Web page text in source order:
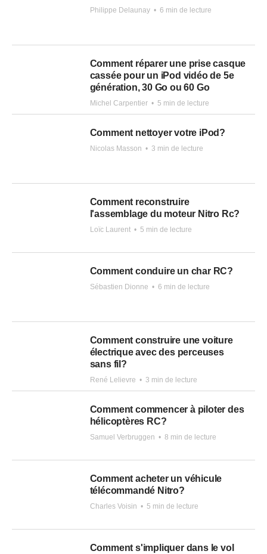
Philippe Delaunay • 6 min de lecture
Comment réparer une prise casque
cassée pour un iPod vidéo de 5e
génération, 30 Go ou 60 Go
Michel Carpentier • 5 min de lecture
Comment nettoyer votre iPod?
Nicolas Masson • 3 min de lecture
Comment reconstruire
l'assemblage du moteur Nitro Rc?
Loïc Laurent • 5 min de lecture
Comment conduire un char RC?
Sébastien Dionne • 6 min de lecture
Comment construire une voiture
électrique avec des perceuses
sans fil?
René Lelievre • 3 min de lecture
Comment commencer à piloter des
hélicoptères RC?
Samuel Verbruggen • 8 min de lecture
Comment acheter un véhicule
télécommandé Nitro?
Charles Voisin • 5 min de lecture
Comment s'impliquer dans le vol